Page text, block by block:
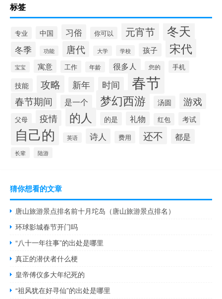
标签
专业 中国 习俗 你可以 元宵节 冬天
冬季 功能 唐代 大学 学校 孩子 宋代
宝宝 寓意 工作 年龄 很多人 您的 手机
技能 攻略 新年 时间 春节
春节期间 是一个 梦幻西游 汤圆 游戏
父母 疫情 的人 的是 礼物 红包 考试
自己的 英语 诗人 费用 还不 都是
长辈 陆游
猜你想看的文章
唐山旅游景点排名前十月坨岛（唐山旅游景点排名）
环球影城春节开门吗
“八十一年往事”的出处是哪里
真正的潜伏者什么梗
皇帝傅仪多大年纪死的
“祖风犹在好寻仙”的出处是哪里